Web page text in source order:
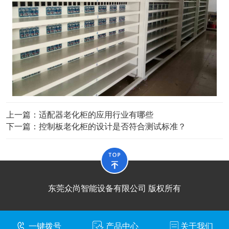
上一篇： 适配器老化柜的应用行业有哪些
下一篇： 控制板老化柜的设计是否符合测试标准？
东莞众尚智能设备有限公司 版权所有
一键拨号 产品中心 关于我们